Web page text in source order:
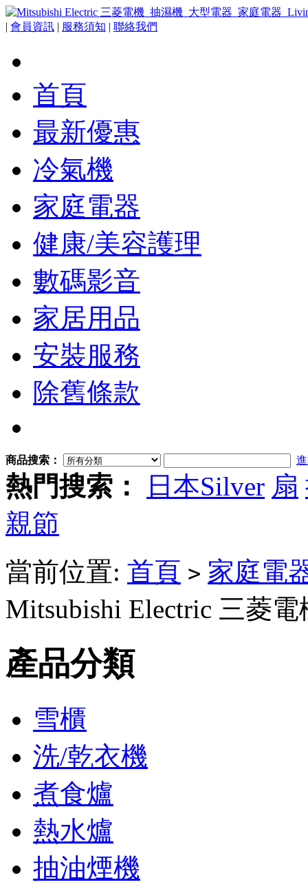
| 會員資訊 | 服務須知 | 聯絡我們
首頁
最新優惠
冷氣機
家庭電器
健康/美容護理
數碼影音
家居用品
安裝服務
除舊條款
商品搜索：
熱門搜索： 日本Silver 扇
親節
當前位置: 首頁 > 家庭電
Mitsubishi Electric 三菱電
產品分類
雪櫃
洗/乾衣機
煮食爐
熱水爐
抽油煙機